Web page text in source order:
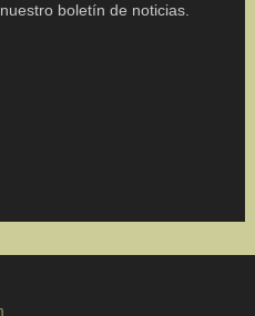
boletín de noticias.